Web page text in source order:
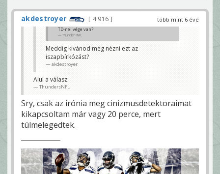
több mint 6 éve
akdestroyer 4 916
TD-nél vége van?
ThundersNFL
Meddig kívánod még nézni ezt az
iszapbírkózást?
akdestroyer
Alul a válasz
ThundersNFL
Sry, csak az irónia meg cinizmusdetektoraimat
kikapcsoltam már vagy 20 perce, mert
túlmelegedtek.